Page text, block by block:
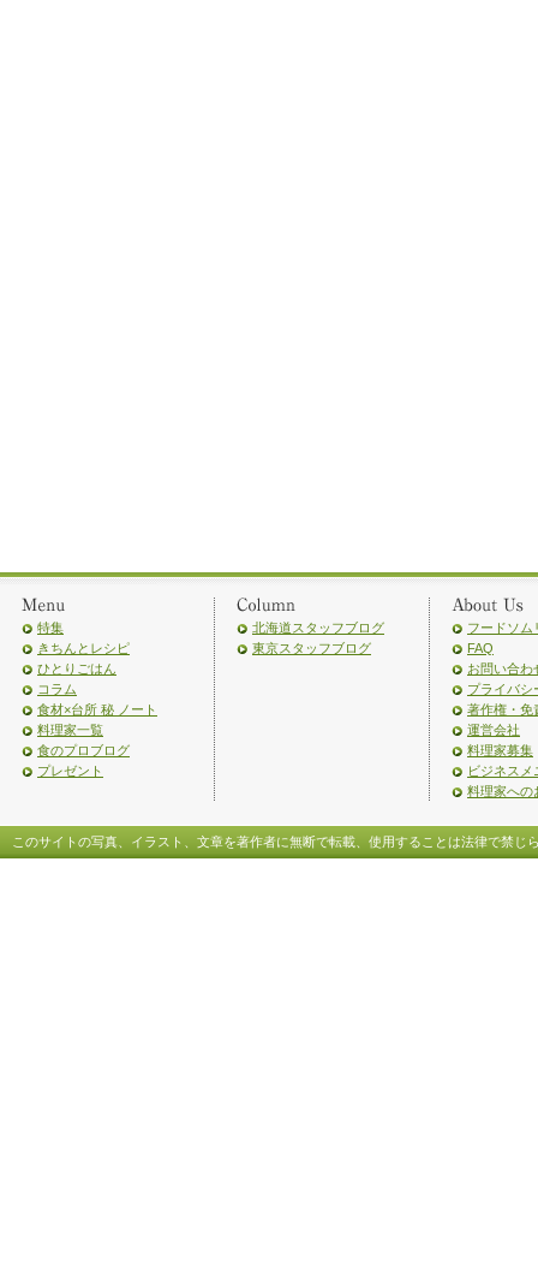
特集
きちんとレシピ
ひとりごはん
コラム
食材×台所 秘 ノート
料理家一覧
食のプロブログ
プレゼント
北海道スタッフブログ
東京スタッフブログ
フードソム
FAQ
お問い合わ
プライバシ
著作権・免
運営会社
料理家募集
ビジネスメ
料理家への
このサイトの写真、イラスト、文章を著作者に無断で転載、使用することは法律で禁じ